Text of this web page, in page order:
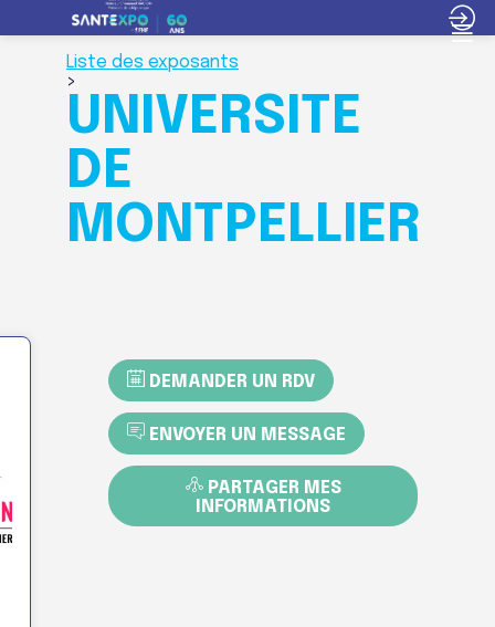
Liste des exposants
>
UNIVERSITE
DE
MONTPELLIER
DEMANDER UN RDV
ENVOYER UN MESSAGE
PARTAGER MES
INFORMATIONS